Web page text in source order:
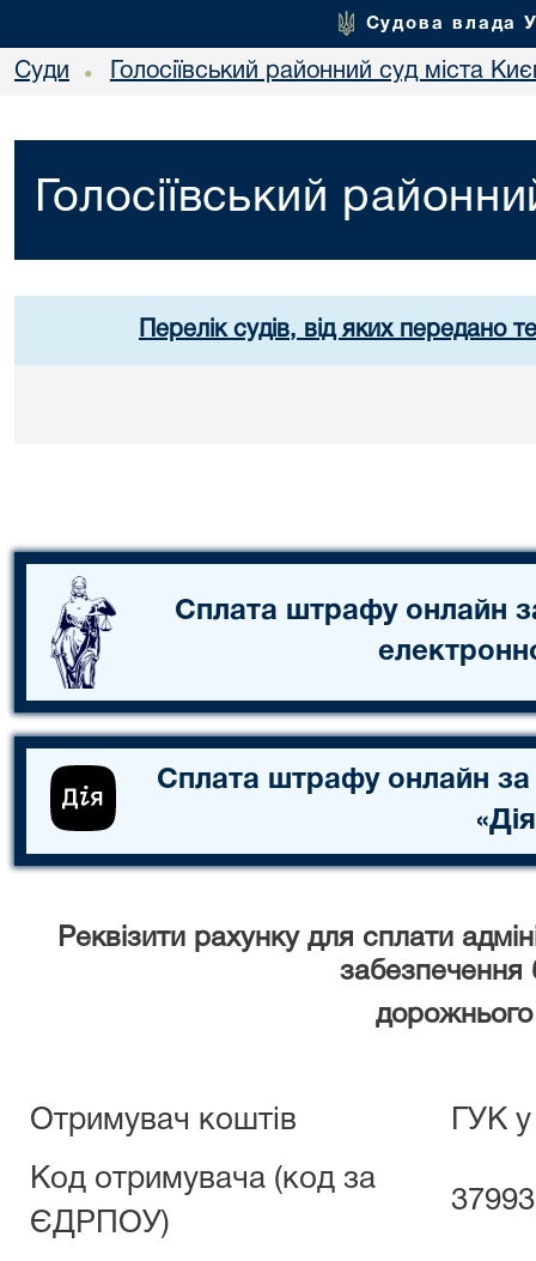
Судова влада
Суди • Голосіївський районний суд міста
Голосіївський
Перелік судів, від яких передано
Сплата штрафу онлайн
Сплата штрафу онлайн
Реквізити рахунку для сплати
забезпечення
Отримувач коштів ГУК
Код отримувача (код за
ЄДРПОУ)